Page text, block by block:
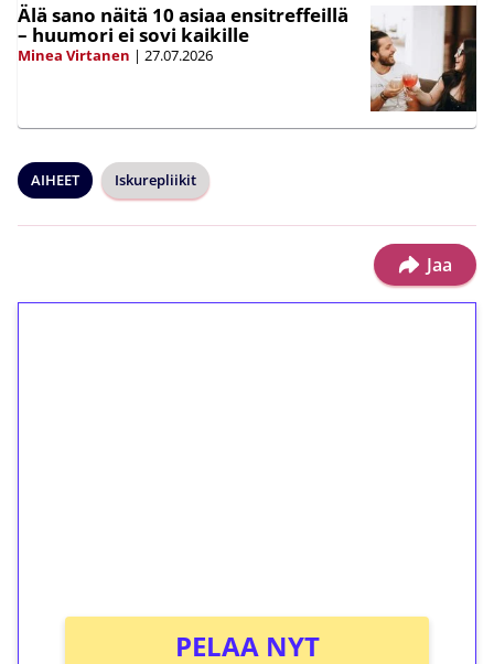
Älä sano näitä 10 asiaa ensitreffeillä
– huumori ei sovi kaikille
Minea Virtanen | 27.07.2026
AIHEET Iskurepliikit
Jaa
PELAA NYT